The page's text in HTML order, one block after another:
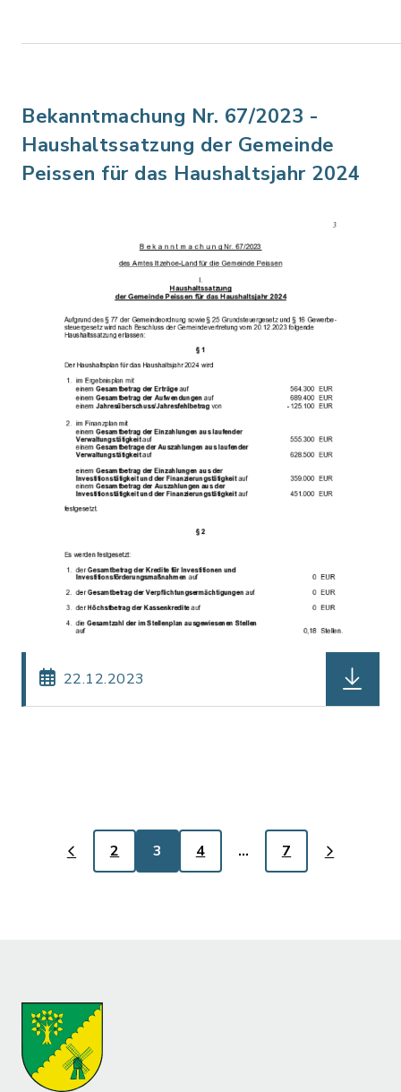
Bekanntmachung Nr. 67/2023 -
Haushaltssatzung der Gemeinde
Peissen für das Haushaltsjahr 2024
22.12.2023
2 3 4 … 7